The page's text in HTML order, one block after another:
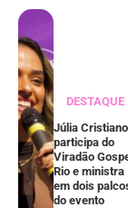
DESTAQUE
Júlia Cristiano
participa do
Viradão
Rio e ministra
em dois
do evento